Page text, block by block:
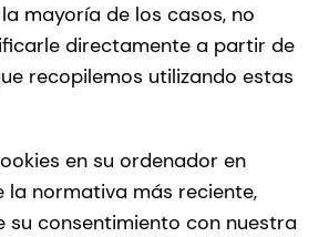
mayoría de los casos, no
directamente a partir de
recopilemos utilizando estas
en su ordenador en
la normativa más reciente,
su consentimiento con nuestra